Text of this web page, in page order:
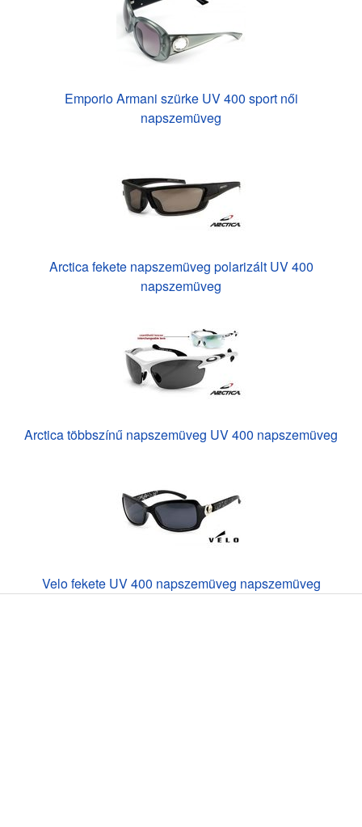
Emporio Armani szürke UV 400 sport női
napszemüveg
Arctica fekete napszemüveg polarizált UV 400
napszemüveg
Arctica többszínű napszemüveg UV 400 napszemüveg
Velo fekete UV 400 napszemüveg napszemüveg